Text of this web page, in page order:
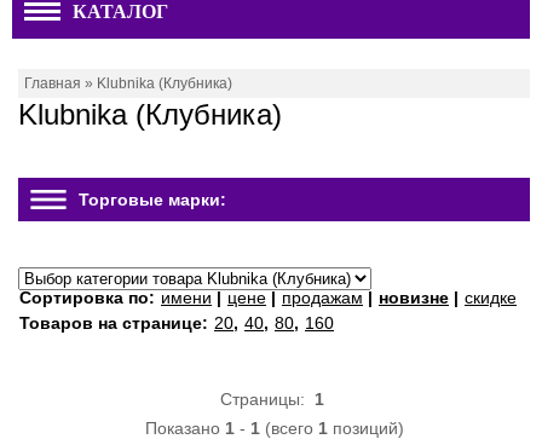
КАТАЛОГ
Главная » Klubnika (Клубника)
Klubnika (Клубника)
Торговые марки:
Сортировка по: имени | цене | продажам | новизне | скидке
Товаров на странице: 20, 40, 80, 160
Страницы: 1
Показано 1- 1(всего 1позиций)